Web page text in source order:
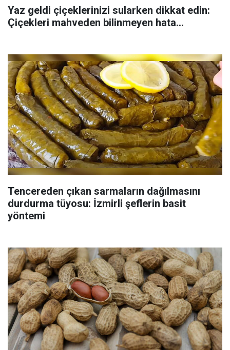
Yaz geldi çiçeklerinizi sularken dikkat edin:
Çiçekleri mahveden bilinmeyen hata...
Tencereden çıkan sarmaların dağılmasını
durdurma tüyosu: İzmirli şeflerin basit
yöntemi